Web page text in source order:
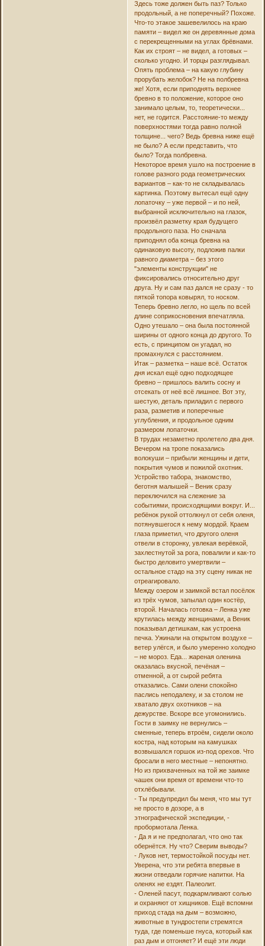
Здесь тоже должен быть паз? Только
продольный, а не поперечный? Похоже.
Что-то этакое зашевелилось на краю
памяти – видел же он деревянные дома
с перекрещенными на углах брёвнами.
Как их строят – не видел, а готовых –
сколько угодно. И торцы разглядывал.
Опять проблема – на какую глубину
прорубать желобок? Не на полбревна
же! Хотя, если приподнять верхнее
бревно в то положение, которое оно
занимало целым, то, теоретически...
нет, не годится. Расстояние-то между
поверхностями тогда равно полной
толщине... чего? Ведь бревна ниже ещё
не было? А если представить, что
было? Тогда полбревна.
Некоторое время ушло на построение в
голове разного рода геометрических
вариантов – как-то не складывалась
картинка. Поэтому вытесал ещё одну
лопаточку – уже первой – и по ней,
выбранной исключительно на глазок,
произвёл разметку края будущего
продольного паза. Но сначала
приподнял оба конца бревна на
одинаковую высоту, подложив палки
равного диаметра – без этого
"элементы конструкции" не
фиксировались относительно друг
друга. Ну и сам паз дался не сразу - то
пяткой топора ковырял, то носком.
Теперь бревно легло, но щель по всей
длине соприкосновения впечатляла.
Одно утешало – она была постоянной
ширины от одного конца до другого. То
есть, с принципом он угадал, но
промахнулся с расстоянием.
Итак – разметка – наше всё. Остаток
дня искал ещё одно подходящее
бревно – пришлось валить сосну и
отсекать от неё всё лишнее. Вот эту,
шестую, деталь приладил с первого
раза, разметив и поперечные
углубления, и продольное одним
размером лопаточки.
В трудах незаметно пролетело два дня.
Вечером на тропе показались
волокуши – прибыли женщины и дети,
покрытия чумов и пожилой охотник.
Устройство табора, знакомство,
беготня малышей – Веник сразу
переключился на слежение за
событиями, происходящими вокруг. И...
ребёнок рукой оттолкнул от себя оленя,
потянувшегося к нему мордой. Краем
глаза приметил, что другого оленя
отвели в сторонку, увлекая верёвкой,
захлестнутой за рога, повалили и как-то
быстро деловито умертвили –
остальное стадо на эту сцену никак не
отреагировало.
Между озером и заимкой встал посёлок
из трёх чумов, запылал один костёр,
второй. Началась готовка – Ленка уже
крутилась между женщинами, а Веник
показывал детишкам, как устроена
печка. Ужинали на открытом воздухе –
ветер улёгся, и было умеренно холодно
– не мороз. Еда... жареная оленина
оказалась вкусной, печёная –
отменной, а от сырой ребята
отказались. Сами олени спокойно
паслись неподалеку, и за столом не
хватало двух охотников – на
дежурстве. Вскоре все угомонились.
Гости в заимку не вернулись –
сменные, теперь втроём, сидели около
костра, над которым на камушках
возвышался горшок из-под орехов. Что
бросали в него местные – непонятно.
Но из прихваченных на той же заимке
чашек они время от времени что-то
отхлёбывали.
- Ты предупредил бы меня, что мы тут
не просто в дозоре, а в
этнографической экспедиции, -
пробормотала Ленка.
- Да я и не предполагал, что оно так
обернётся. Ну что? Сверим выводы?
- Луков нет, термостойкой посуды нет.
Уверена, что эти ребята впервые в
жизни отведали горячие напитки. На
оленях не ездят. Палеолит.
- Оленей пасут, подкармливают солью
и охраняют от хищников. Ещё вспомни
приход стада на дым – возможно,
животные в тундростепи стремятся
туда, где поменьше гнуса, который как
раз дым и отгоняет? И ещё эти люди